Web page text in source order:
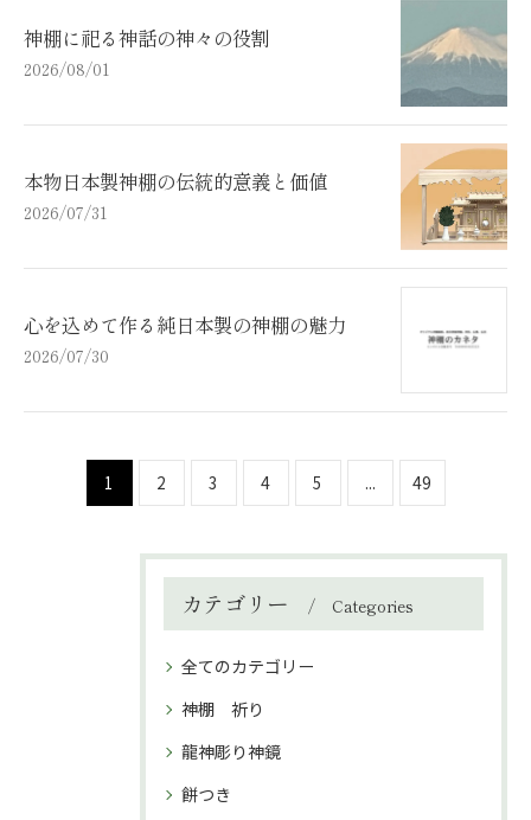
神棚に祀る神話の神々の役割
2026/08/01
本物日本製神棚の伝統的意義と価値
2026/07/31
心を込めて作る純日本製の神棚の魅力
2026/07/30
1 2 3 4 5 ... 49
カテゴリー Categories
全てのカテゴリー
神棚 祈り
龍神彫り神鏡
餅つき